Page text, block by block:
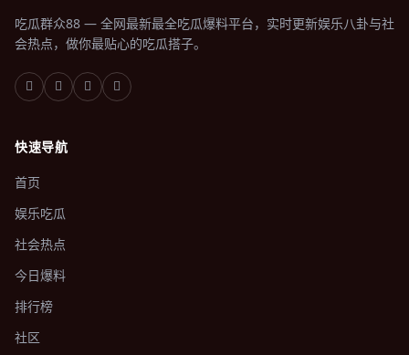
吃瓜群众88 — 全网最新最全吃瓜爆料平台，实时更新娱乐八卦与社
会热点，做你最贴心的吃瓜搭子。
快速导航
首页
娱乐吃瓜
社会热点
今日爆料
排行榜
社区